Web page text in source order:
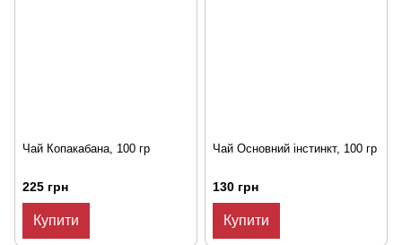
Чай Копакабана, 100 гр
225 грн
Купити
Чай Основний інстинкт, 100 гр
130 грн
Купити